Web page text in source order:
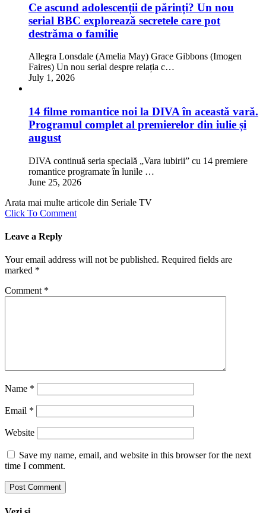
Ce ascund adolescenții de părinți? Un nou
serial BBC explorează secretele care pot
destrăma o familie
Allegra Lonsdale (Amelia May) Grace Gibbons (Imogen
Faires) Un nou serial despre relația c…
July 1, 2026
14 filme romantice noi la DIVA în această vară.
Programul complet al premierelor din iulie și
august
DIVA continuă seria specială „Vara iubirii” cu 14 premiere
romantice programate în lunile …
June 25, 2026
Arata mai multe articole din Seriale TV
Click To Comment
Leave a Reply
Your email address will not be published. Required fields are
marked *
Comment *
Name *
Email *
Website
Save my name, email, and website in this browser for the next
time I comment.